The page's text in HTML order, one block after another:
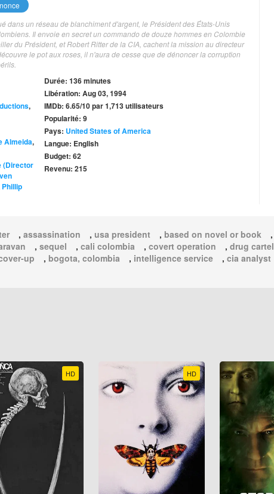
dans un réseau de blanchiment d'argent, le Président des États-Unis
Il envoie en secret un commando de douze hommes en Colombie
du Président, et Robert Ritter de la CIA, cachent la mission au directeur
le pot aux roses, il n'aura de cesse que de dénoncer la corruption
,
Almeida,
(Director
Phillip
Durée: 136 minutes
Libération: Aug 03, 1994
IMDb: 6.65/10 par 1,713 utilisateurs
Popularité: 9
Pays: United States of America
Langue: English
Budget: 62
Revenu: 215
, assassination , usa president , based on novel or book ,
, sequel , cali colombia , covert operation , drug cartel
up , bogota, colombia , intelligence service , cia analyst
HD HD